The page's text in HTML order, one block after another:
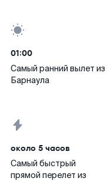
01:00
Самый ранний вылет из
Барнаула
около 5 часов
Самый быстрый
прямой перелет из